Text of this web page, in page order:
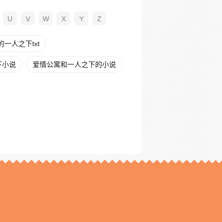
U V W X Y Z
一人之下txt
小说 爱情公寓和一人之下的小说